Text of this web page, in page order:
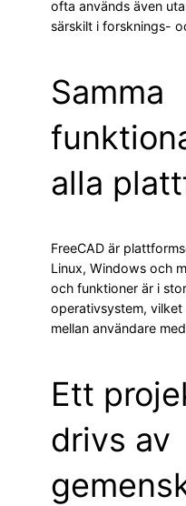
ofta används även
särskilt i forsknings-
Samma
alla
FreeCAD är
Linux, Windows och
och funktioner är i
operativsystem,
mellan användare
Ett
drivs av